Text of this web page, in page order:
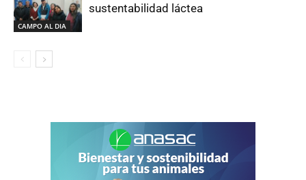
CAMPO AL DIA
sustentabilidad láctea